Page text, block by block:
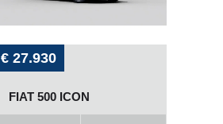
€ 27.930
FIAT 500 ICON